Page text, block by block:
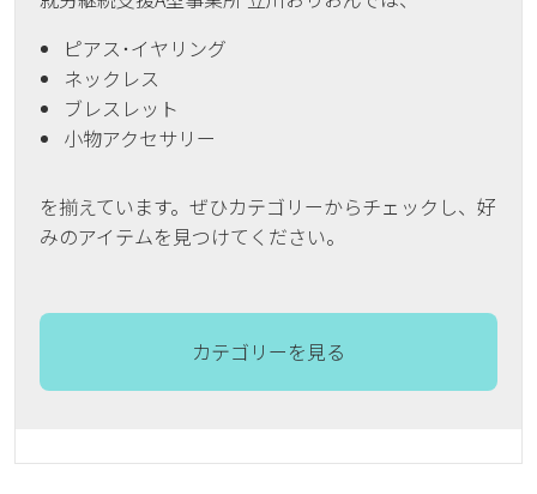
ピアス･イヤリング
ネックレス
ブレスレット
小物アクセサリー
を揃えています。ぜひカテゴリーからチェックし、好
みのアイテムを見つけてください。
カテゴリーを見る